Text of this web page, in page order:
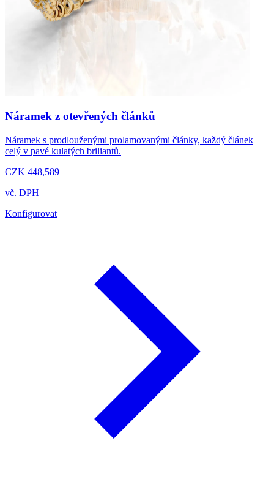
Náramek z otevřených článků
Náramek s prodlouženými prolamovanými články, každý článek
celý v pavé kulatých briliantů.
CZK 448,589
vč. DPH
Konfigurovat